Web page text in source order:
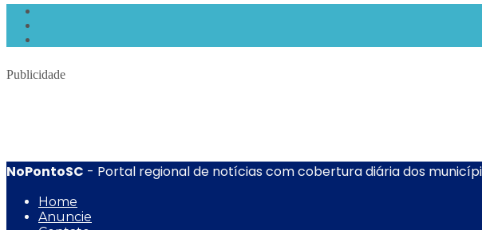
Publicidade
NoPontoSC - Portal regional de notícias com cobertura diária dos
Home
Anuncie